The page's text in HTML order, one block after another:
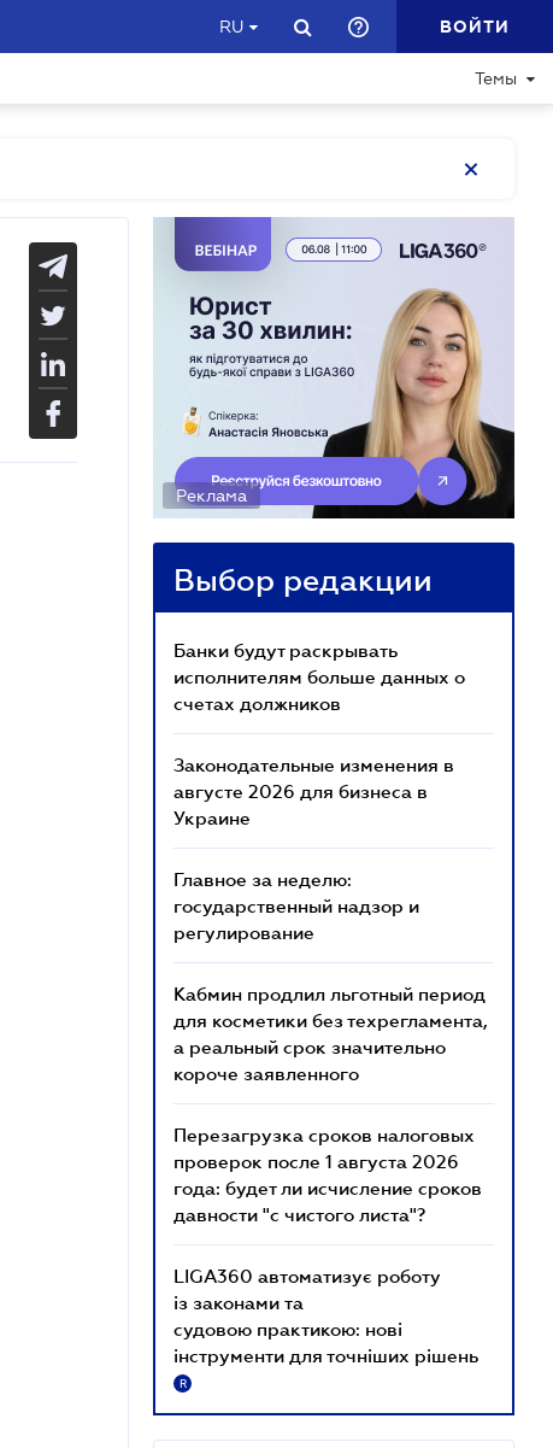
RU ВОЙТИ
Темы
Реклама
Выбор редакции
Банки будут раскрывать
исполнителям больше данных о
счетах должников
Законодательные изменения в
августе 2026 для бизнеса в
Украине
Главное за неделю:
государственный надзор и
регулирование
Кабмин продлил льготный период
для косметики без техрегламента,
а реальный срок значительно
короче заявленного
Перезагрузка сроков налоговых
проверок после 1 августа 2026
года: будет ли исчисление сроков
давности "с чистого листа"?
LIGA360 автоматизує роботу
із законами та
судовою практикою: нові
інструменти для точніших рішень
R